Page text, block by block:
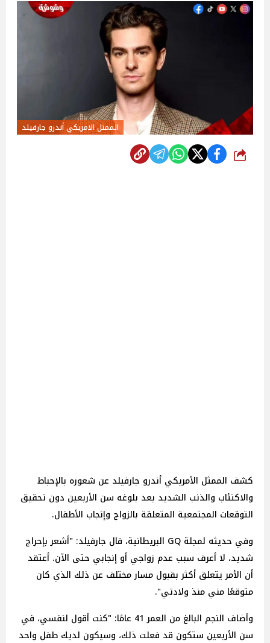
الممثل الامريكي أندرو جارفيلد
شارك
كشف الممثل الأمريكي أندرو جارفيلد عن شعوره بالإحباط
والاكتئاب والذنب الشديد بعد بلوغه سن الأربعين دون تحقيق
التوقعات المجتمعية المتعلقة بالزواج وإنجاب الأطفال.
وفي حديثه لمجلة GQ البريطانية، قال جارفيلد: "أشعر بإحراج
شديد، لا أعرف سبب عدم زواجي أو إنجابي حتى الآن. أعتقد
أن الأمر يتعلق أكثر بقبول مسار مختلف عن ذلك الذي كان
متوقعًا مني منذ ولادتي".
وأضاف النجم البالغ من العمر 41 عامًا: "كنت أقول لنفسي، في
سن الأربعين ستكون قد فعلت ذلك، وسيكون لديك طفل واحد